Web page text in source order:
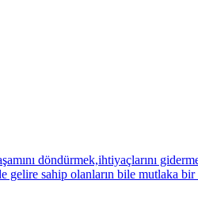
döndürmek,ihtiyaçlarını
gelire sahip olanların bile mutlaka